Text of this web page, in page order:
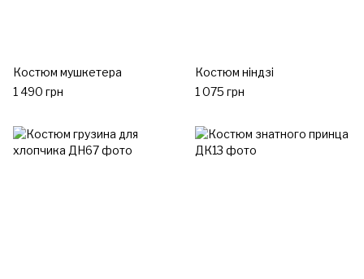
Костюм мушкетера
1 490 грн
Костюм ніндзі
1 075 грн